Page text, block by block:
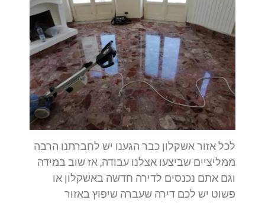
לכל אזור אשקלון כבר הגענו יש לחברתנו הרבה
ממליציים שביצעו אצלנו עבודה, אז שוב במידה
וגם אתם נכנסים לדירה חדשה באשקלון או
פשוט יש לכם דירה שעברה שיפוץ באזור